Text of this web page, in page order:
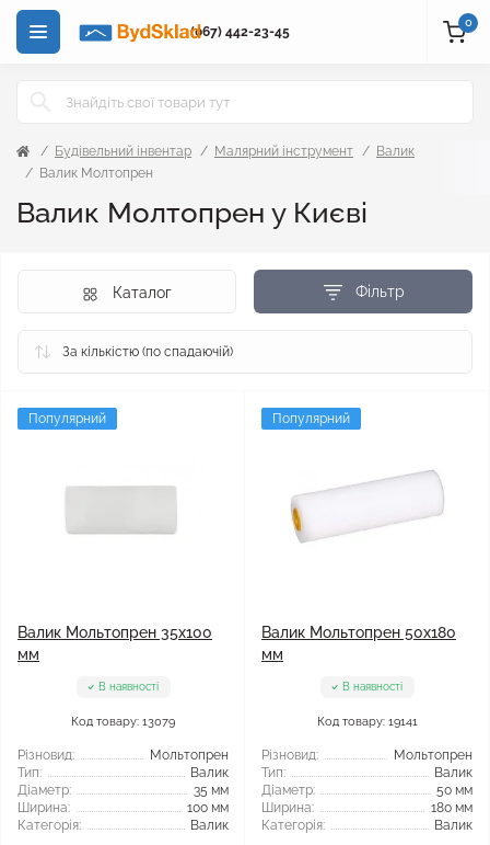
(067) 442-23-45
0
Будівельний інвентар Малярний інструмент
Валик
Валик Молтопрен
Валик Молтопрен у Києві
Фільтр
Каталог
Популярний
Валик Мольтопрен 35x100
мм
В наявності
Код товару: 13079
Різновид:
Мольтопрен
Тип:
Валик
Діаметр:
35 мм
Ширина:
100 мм
Категорія:
Валик
Популярний
Валик Мольтопрен 50x180
мм
В наявності
Код товару: 19141
Різновид:
Мольтопрен
Тип:
Валик
Діаметр:
50 мм
Ширина:
180 мм
Категорія:
Валик